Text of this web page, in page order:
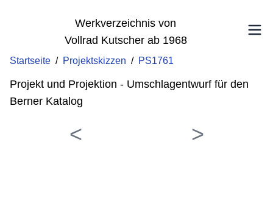
Werkverzeichnis von
Vollrad Kutscher ab 1968
Startseite / Projektskizzen / PS1761
Projekt und Projektion - Umschlagentwurf für den
Berner Katalog
< >